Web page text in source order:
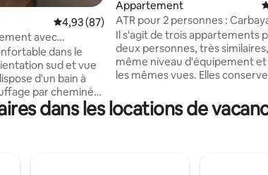
116 commentaires : 4,95 sur 5
Évaluation moyenne sur la base de 87
4,93 (87)
avec
dans le
sud et vue
d'un bain à
par cheminée
le nécessaire
Les hôtes de
Appartement
ATR pour 2 personnes :
Lluenga, Llombes. AR0280
Il s'agit de trois appartements
deux personnes, très
même niveau d'équipement
les mêmes vues. Elles
intérieurs de chaque
leur propre personnalité, ce
premier étage la terrasse-
dans les locations de